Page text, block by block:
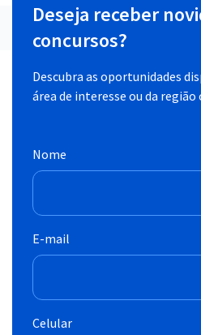
Deseja receber
concursos?
Descubra as oportunidades
área de interesse ou da região
Nome
E-mail
Celular